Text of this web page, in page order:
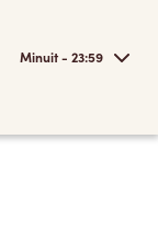
Minuit - 23:59